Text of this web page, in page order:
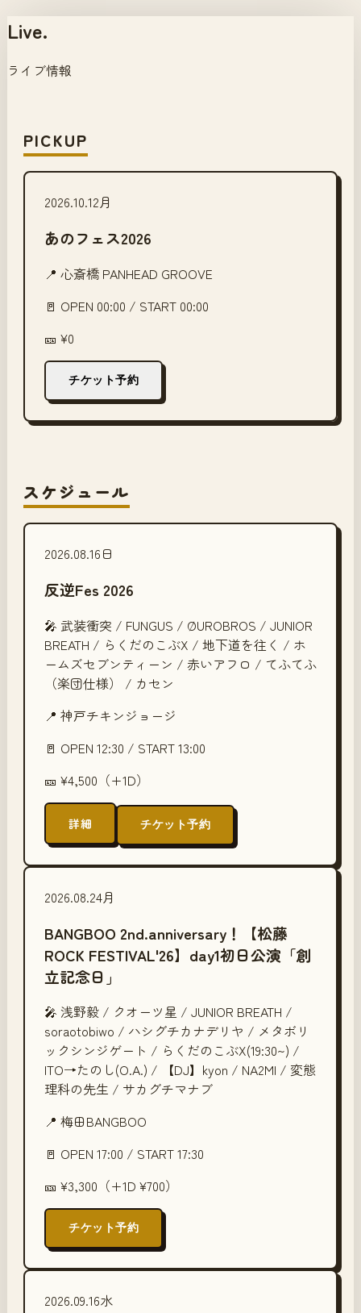
Live.
ライブ情報
PICKUP
2026.10.12月
あのフェス2026
📍 心斎橋 PANHEAD GROOVE
🚪 OPEN 00:00 / START 00:00
🎫 ¥0
チケット予約
スケジュール
2026.08.16日
反逆Fes 2026
🎤 武装衝突 / FUNGUS / ØUROBROS / JUNIOR
BREATH / らくだのこぶX / 地下道を往く / ホ
ームズセブンティーン / 赤いアフロ / てふてふ
（楽団仕様） / カセン
📍 神戸チキンジョージ
🚪 OPEN 12:30 / START13:00
🎫 ¥4,500（+1D）
詳細 チケット予約
2026.08.24月
BANGBOO 2nd.anniversary！【松藤
ROCK FESTIVAL'26】day1初日公演「創
立記念日」
🎤 浅野毅 / クオーツ星 / JUNIOR BREATH /
soraotobiwo / ハシグチカナデリヤ / メタボリ
ックシンジゲート / らくだのこぶX(19:30~) /
ITO→たのし(O.A.) / 【DJ】kyon / NA2MI / 変態
理科の先生 / サカグチマナブ
📍 梅田BANGBOO
🚪 OPEN 17:00 / START17:30
🎫 ¥3,300（+1D ¥700）
チケット予約
2026.09.16水